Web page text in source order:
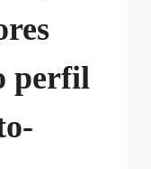
perfil